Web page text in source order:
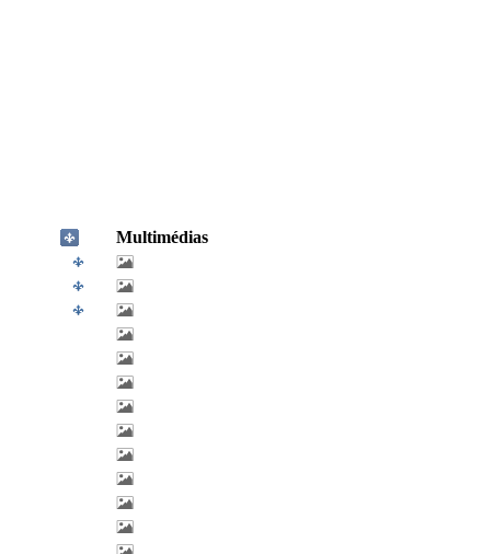
Multimédias